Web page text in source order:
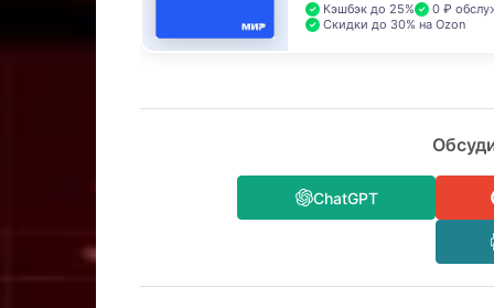
Лимит до 1 000 000 ₽
0%
0 ₽ обслуживание
ChatGPT